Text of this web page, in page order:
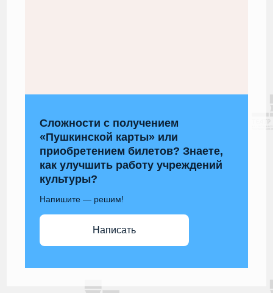
Сложности с получением
«Пушкинской карты» или
приобретением билетов? Знаете,
как улучшить работу учреждений
культуры?
Напишите — решим!
Написать